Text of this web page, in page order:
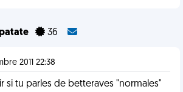
36
2011 22:38
si tu parles de betteraves "normales"